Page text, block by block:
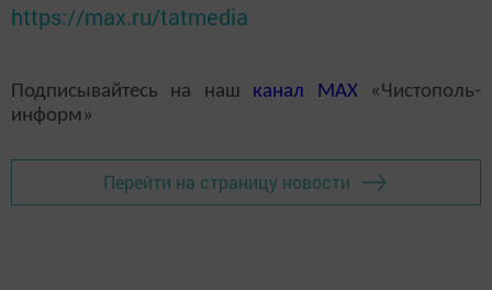
https://max.ru/tatmedia
Подписывайтесь на наш канал MAX«Чистополь-
информ»
Перейти на страницу новости